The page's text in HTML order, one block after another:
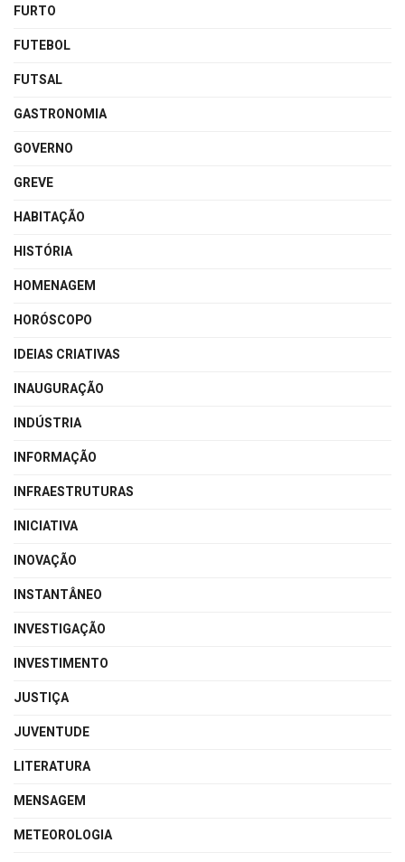
FURTO
FUTEBOL
FUTSAL
GASTRONOMIA
GOVERNO
GREVE
HABITAÇÃO
HISTÓRIA
HOMENAGEM
HORÓSCOPO
IDEIAS CRIATIVAS
INAUGURAÇÃO
INDÚSTRIA
INFORMAÇÃO
INFRAESTRUTURAS
INICIATIVA
INOVAÇÃO
INSTANTÂNEO
INVESTIGAÇÃO
INVESTIMENTO
JUSTIÇA
JUVENTUDE
LITERATURA
MENSAGEM
METEOROLOGIA